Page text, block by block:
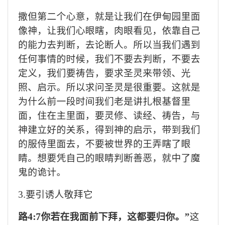
撒但第二个心意，就是让我们在伊甸园里面
像神，让我们心眼瞎，肉眼看见，依靠自己
的能力去判断，去论断人。所以当我们遇到
任何事情的时候，我们不要去判断，不要去
定义，我们要祷告，要求圣灵来带领、光
照、启示。所以求问圣灵是很重要。这就是
为什么前一段时间我们老是讲扎根基督里
面，住在主里面，要灵修、读经、祷告，与
神建立好的关系，得到神的启示，带到我们
的服侍里面去，不要被世界的王弄瞎了眼
睛。想要凭自己的眼睛判断善恶，就中了魔
鬼的诡计。
3.要引诱人敬拜它
路4:7你若在我面前下拜，这都要归你。”这